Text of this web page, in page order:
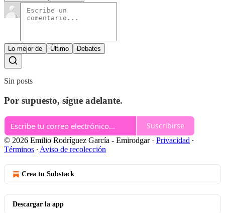
Lo mejor de Último Debates
Sin posts
Por supuesto, sigue adelante.
Suscribirse
© 2026 Emilio Rodríguez García - Emirodgar· Privacidad ∙
Términos ∙ Aviso de recolección
Crea tu Substack
Descargar la app